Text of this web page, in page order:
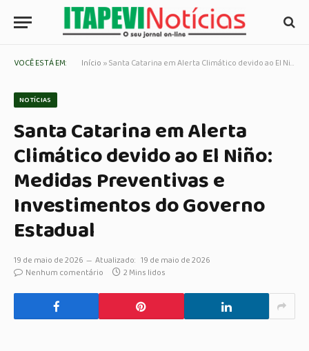
VOCÊ ESTÁ EM: Início »Santa Catarina em Alerta Climático devido ao El Niño: Medidas Preventivas e Investimentos do Governo Estadual
NOTÍCIAS
Santa Catarina em Alerta
Climático devido ao El Niño:
Medidas Preventivas e
Investimentos do Governo
Estadual
19 de maio de 2026 Atualizado: 19 de maio de 2026
Nenhum comentário
2 Mins lidos